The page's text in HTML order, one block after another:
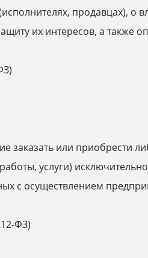
продавцах), о
их интересов, а также
заказать или приобрести
услуги)
с осуществлением
ФЗ)